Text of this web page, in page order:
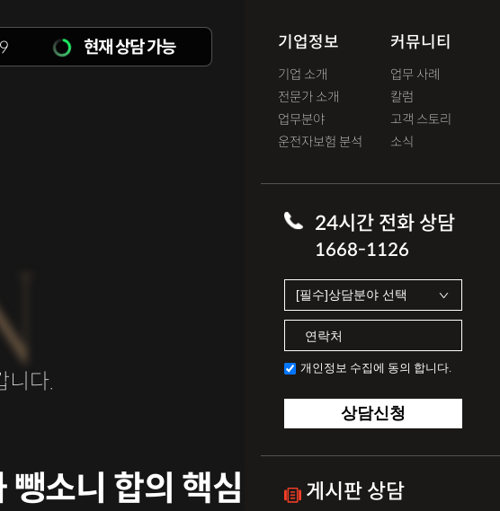
현재 상담 가능 기업정보
기업 소개
전문가 소개
업무분야
운전자보험 분석
커뮤니티
업무 사례
칼럼
고객 스토리
소식
24시간 전화 상담
1668-1126
개인정보 수집에 동의 합니다.
상담신청
게시판 상담
니다.
소니 합의 핵심